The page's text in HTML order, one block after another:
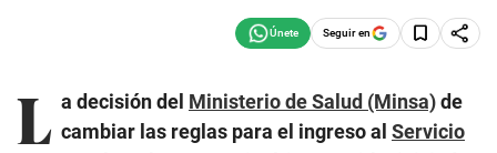
Seguir en
L a decisión del Ministerio de Salud (Minsa)de
cambiar las reglas para el ingreso al Servicio